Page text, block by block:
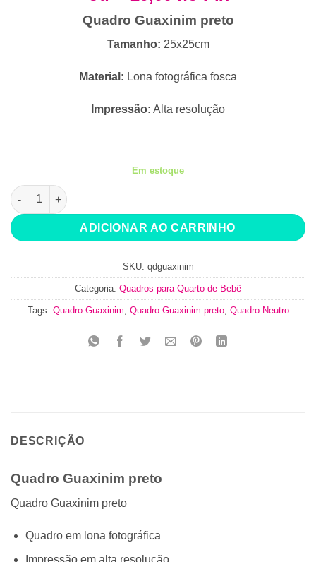
R$34,90.
Quadro Guaxinim preto
Tamanho: 25x25cm
Material: Lona fotográfica fosca
Impressão: Alta resolução
Em estoque
Quadro Guaxinim preto quantidade
ADICIONAR AO CARRINHO
SKU: qdguaxinim
Categoria: Quadros para Quarto de Bebê
Tags: Quadro Guaxinim, Quadro Guaxinim preto, Quadro Neutro
DESCRIÇÃO
Quadro Guaxinim preto
Quadro Guaxinim preto
Quadro em lona fotográfica